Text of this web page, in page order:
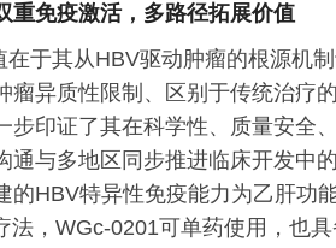
重免疫激活，多路径拓展价值
于其从HBV驱动肿瘤的根源机
瘤异质性限制、区别于传统治疗
步印证了其在科学性、质量安全
通与多地区同步推进临床开发中
的HBV特异性免疫能力为乙肝功
法，WGc-0201可单药使用，也